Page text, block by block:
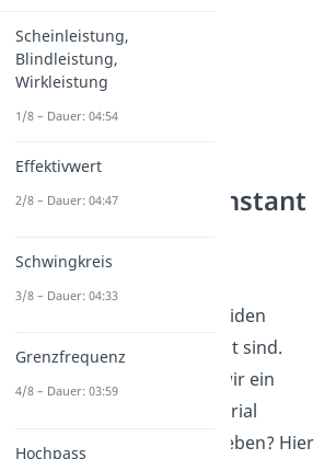
Dielektrizitätskonstant
angenommen, dass die beiden
Platten durch Luft getrennt sind.
Was aber passiert, wenn wir ein
anderes isolierendes Material
zwischen den Platten schieben? Hier
Scheinleistung,
Blindleistung,
Wirkleistung
1/8 – Dauer: 04:54
Effektivwert
2/8 – Dauer: 04:47
Schwingkreis
3/8 – Dauer: 04:33
Grenzfrequenz
4/8 – Dauer: 03:59
Hochpass